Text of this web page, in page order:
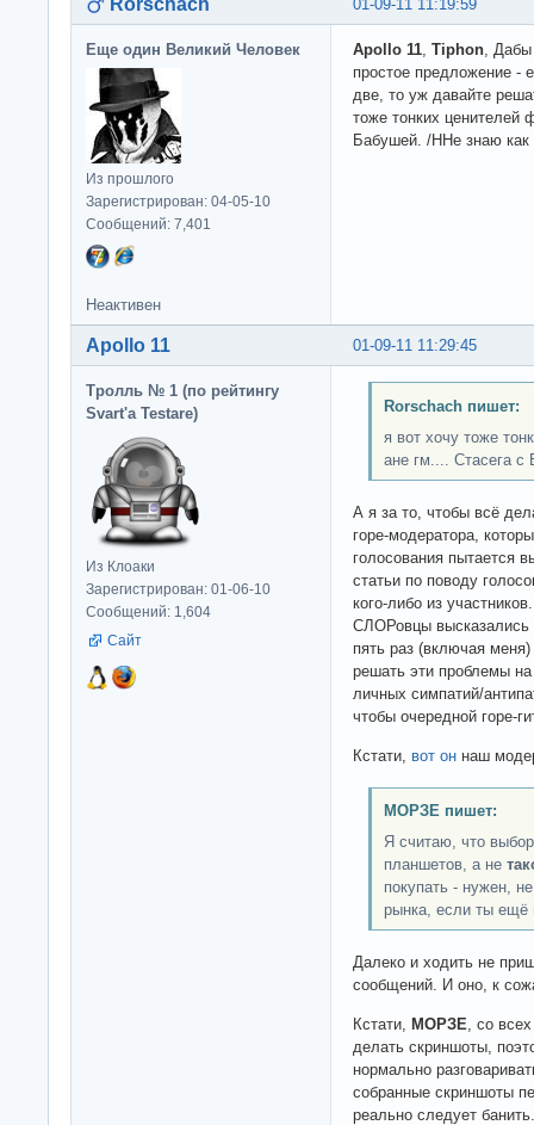
01-09-11 11:19:59
Еще один Великий Человек
Из прошлого
Зарегистрирован: 04-05-10
Сообщений: 7,401
Apollo 11 Tiphon ,
простое предложение -
две, то уж давайте
тоже тонких ценителей
Бабушей. /ННе знаю как
Неактивен
01-09-11 11:29:45
Apollo 11
Тролль № 1 (по рейтингу
Svart'а Testare)
Из Клоаки
Зарегистрирован: 01-06-10
Сообщений: 1,604
Сайт
Rorschach пишет:
я вот хочу тоже
ане гм.... Стасега
А я за то, чтобы всё
горе-модератора,
голосования пытается
статьи по поводу
кого-либо из
СЛОРовцы высказались
пять раз (включая
решать эти проблемы
личных симпатий/
чтобы очередной горе-
Кстати, вот он наш
МОРЗЕ пишет:
Я считаю, что
планшетов, а не
покупать - нужен,
рынка, если ты ещё
Далеко и ходить не
сообщений. И оно, к
Кстати, МОРЗЕ, со
делать скриншоты,
нормально
собранные скриншоты
реально следует банить.